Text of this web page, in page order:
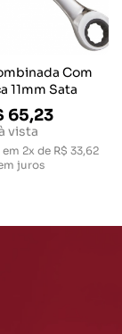
Com
11mm Sata
65,23
vista
em 2x de R$ 33,62
juros